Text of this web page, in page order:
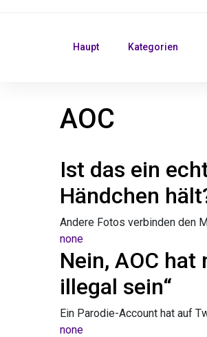
Haupt Kategorien
AOC
Ist das ein
Händchen
Andere Fotos verbinden den
none
Nein, AOC
illegal sein“
Ein Parodie-Account hat auf
none